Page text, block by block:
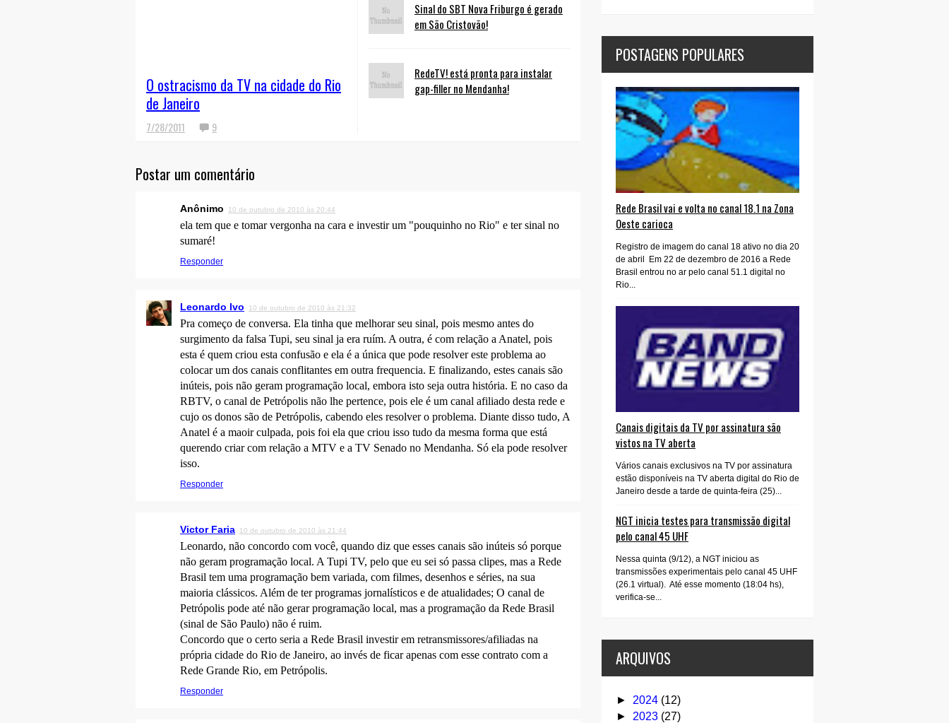
O ostracismo da TV na cidade do Rio
de Janeiro
7/28/2011 9
Sinal do SBT Nova Friburgo é gerado
em São Cristovão!
RedeTV! está pronta para instalar
gap-filler no Mendanha!
Postar um comentário
Anônimo 10 de outubro de 2010 às 20:44
ela tem que e tomar vergonha na cara e investir um "pouquinho no Rio" e ter sinal no
sumaré!
Responder
Leonardo Ivo 10 de outubro de 2010 às 21:32
Pra começo de conversa. Ela tinha que melhorar seu sinal, pois mesmo antes do
surgimento da falsa Tupi, seu sinal ja era ruím. A outra, é com relação a Anatel, pois
esta é quem criou esta confusão e ela é a única que pode resolver este problema ao
colocar um dos canais conflitantes em outra frequencia. E finalizando, estes canais são
inúteis, pois não geram programação local, embora isto seja outra história. E no caso da
RBTV, o canal de Petrópolis não lhe pertence, pois ele é um canal afiliado desta rede e
cujo os donos são de Petrópolis, cabendo eles resolver o problema. Diante disso tudo, A
Anatel é a maoir culpada, pois foi ela que criou isso tudo da mesma forma que está
querendo criar com relação a MTV e a TV Senado no Mendanha. Só ela pode resolver
isso.
Responder
Victor Faria 10 de outubro de 2010 às 21:44
Leonardo, não concordo com você, quando diz que esses canais são inúteis só porque
não geram programação local. A Tupi TV, pelo que eu sei só passa clipes, mas a Rede
Brasil tem uma programação bem variada, com filmes, desenhos e séries, na sua
maioria clássicos. Além de ter programas jornalísticos e de atualidades; O canal de
Petrópolis pode até não gerar programação local, mas a programação da Rede Brasil
(sinal de São Paulo) não é ruim.
Concordo que o certo seria a Rede Brasil investir em retransmissores/afiliadas na
própria cidade do Rio de Janeiro, ao invés de ficar apenas com esse contrato com a
Rede Grande Rio, em Petrópolis.
Responder
POSTAGENS POPULARES
Rede Brasil vai e volta no canal 18.1 na Zona
Oeste carioca
Registro de imagem do canal 18 ativo no dia 20
de abril Em 22 de dezembro de 2016 a Rede
Brasil entrou no ar pelo canal 51.1 digital no
Rio...
Canais digitais da TV por assinatura são
vistos na TV aberta
Vários canais exclusivos na TV por assinatura
estão disponíveis na TV aberta digital do Rio de
Janeiro desde a tarde de quinta-feira (25)...
NGT inicia testes para transmissão digital
pelo canal 45 UHF
Nessa quinta (9/12), a NGT iniciou as
transmissões experimentais pelo canal 45 UHF
(26.1 virtual). Até esse momento (18:04 hs),
verifica-se...
ARQUIVOS
► 2024 (12)
► 2023 (27)